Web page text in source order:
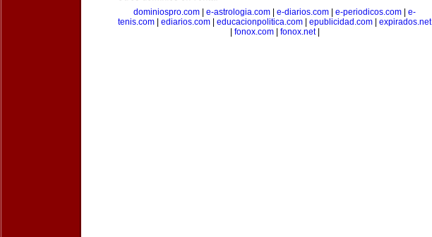
dominiospro.com
e-astrologia.com e-diarios.com e-periodicos.com
e-
tenis.com
ediarios.com educacionpolitica.com epublicidad.com
expirados.net
fonox.com| fonox.net|